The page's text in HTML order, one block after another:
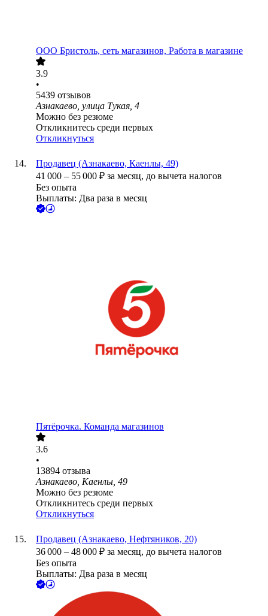
ООО Бристоль, сеть магазинов, Работа в магазине
3.9
•
5439 отзывов
Азнакаево, улица Тукая, 4
Можно без резюме
Откликнитесь среди первых
Откликнуться
Продавец (Азнакаево, Каенлы, 49)
41 000 – 55 000 ₽ за месяц, до вычета налогов
Без опыта
Выплаты: Два раза в месяц
Пятёрочка. Команда магазинов
3.6
•
13894 отзыва
Азнакаево, Каенлы, 49
Можно без резюме
Откликнитесь среди первых
Откликнуться
Продавец (Азнакаево, Нефтяников, 20)
36 000 – 48 000 ₽ за месяц, до вычета налогов
Без опыта
Выплаты: Два раза в месяц